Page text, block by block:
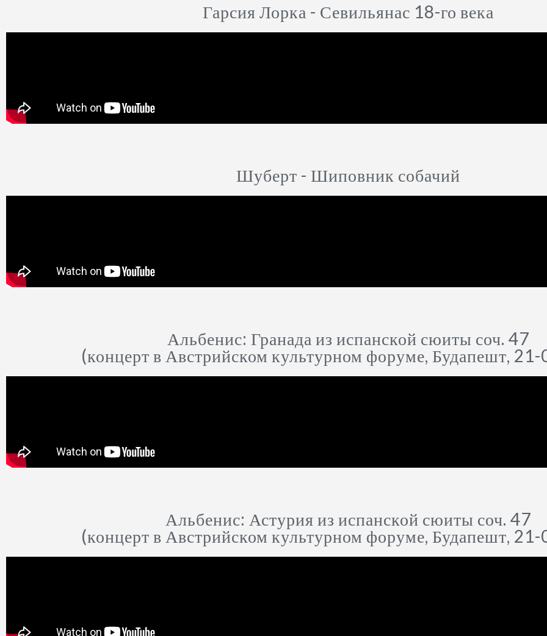
Гарсия Лорка - Севильянас 18-го века
Шуберт - Шиповник собачий
Альбенис: Гранада из испанской сюиты соч. 47
(концерт в Австрийском культурном форуме, Будапешт,
Альбенис: Астурия из испанской сюиты соч. 47
(концерт в Австрийском культурном форуме, Будапешт,